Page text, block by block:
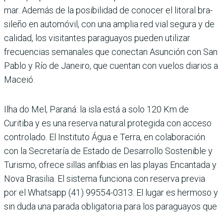
mar. Además de la posibi­lidad de conocer el litoral bra­
sileño en automóvil, con una amplia red vial segura y de
cali­dad, los visitantes paragua­yos pueden utilizar
frecuen­cias semanales que conectan Asunción con San
Pablo y Río de Janeiro, que cuentan con vuelos diarios a
Maceió.
Ilha do Mel, Paraná: la isla está a solo 120 Km de
Curitiba y es una reserva natural protegida con acceso
controlado. El Ins­tituto Água e Terra, en cola­boración
con la Secretaría de Estado de Desarrollo Sosteni­ble y
Turismo, ofrece sillas anfi­bias en las playas Encantada y
Nova Brasilia. El sistema fun­ciona con reserva previa
por el Whatsapp (41) 99554-0313. El lugar es hermoso y
sin duda una parada obligatoria para los paraguayos que